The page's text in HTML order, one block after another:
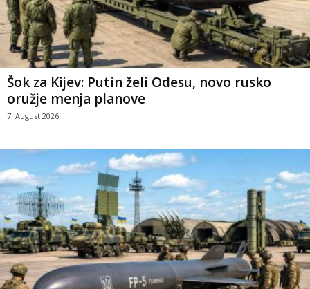
Šok za Kijev: Putin želi Odesu, novo rusko
oružje menja planove
7. August 2026.